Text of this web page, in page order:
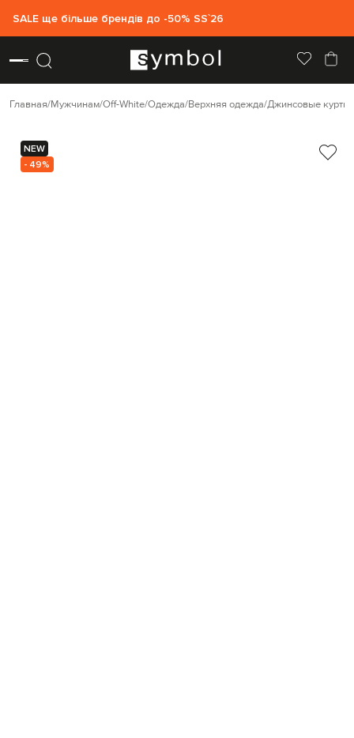
SALE ще більше брендів до -50% SS`26
Главная Мужчинам Off-White Одежда Верхняя одежда Джинсовые куртки
NEW
- 49%